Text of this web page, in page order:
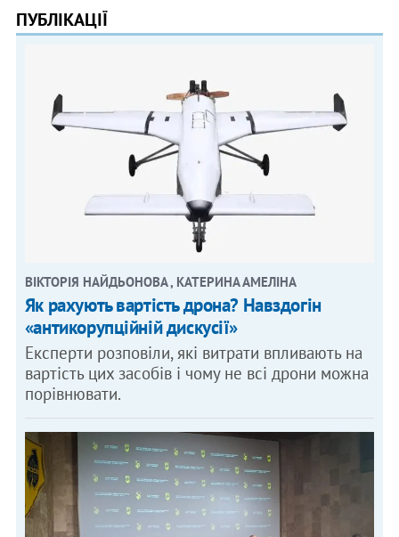
ПУБЛІКАЦІЇ
ВІКТОРІЯ НАЙДЬОНОВА , КАТЕРИНА АМЕЛІНА
Як рахують вартість дрона? Навздогін
«антикорупційній дискусії»
Експерти розповіли, які витрати впливають на
вартість цих засобів і чому не всі дрони можна
порівнювати.